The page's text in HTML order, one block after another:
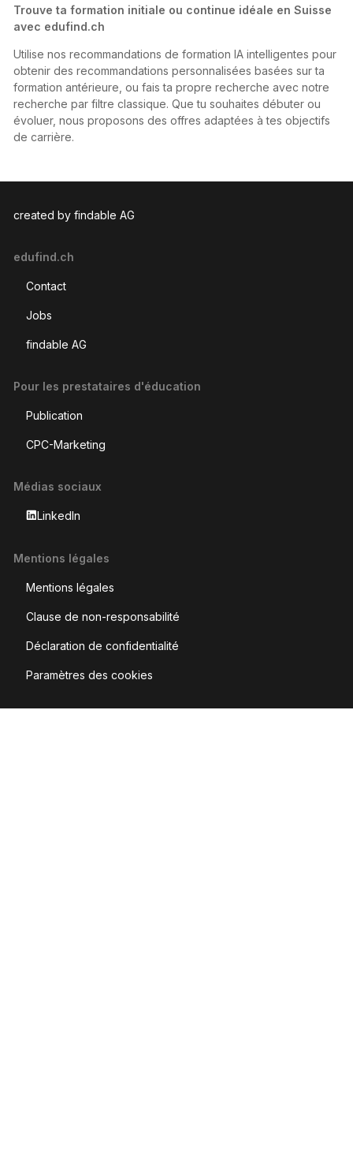
Trouve ta formation initiale ou continue idéale en Suisse
avec edufind.ch
Utilise nos recommandations de formation IA intelligentes pour
obtenir des recommandations personnalisées basées sur ta
formation antérieure, ou fais ta propre recherche avec notre
recherche par filtre classique. Que tu souhaites débuter ou
évoluer, nous proposons des offres adaptées à tes objectifs
de carrière.
created by findable AG
edufind.ch
Contact
Jobs
findable AG
Pour les prestataires d'éducation
Publication
CPC-Marketing
Médias sociaux
LinkedIn
Mentions légales
Mentions légales
Clause de non-responsabilité
Déclaration de confidentialité
Paramètres des cookies